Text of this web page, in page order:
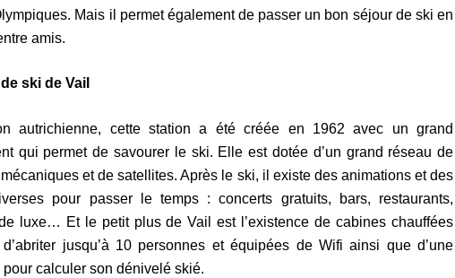
Mais il permet également de passer un bon séjour de ski en
amis.
ski de Vail
autrichienne, cette station a été créée en 1962 avec un grand
qui permet de savourer le ski. Elle est dotée d’un grand réseau de
et de satellites. Après le ski, il existe des animations et des
pour passer le temps : concerts gratuits, bars, restaurants,
luxe… Et le petit plus de Vail est l’existence de cabines chauffées
d’abriter jusqu’à 10 personnes et équipées de Wifi ainsi que d’une
calculer son dénivelé skié.